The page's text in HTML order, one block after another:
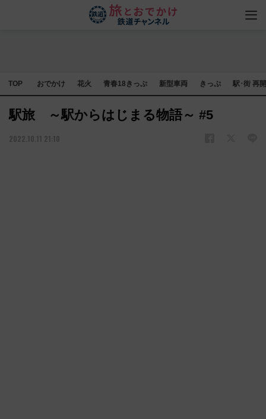
TOP おでかけ 花火 青春18きっぷ 新型車両 きっぷ 駅･街 再
駅旅 ～駅からはじまる物語～ #5
2022.10.11 21:10